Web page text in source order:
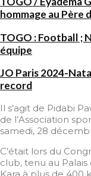
hommage au Père
TOGO : Football ;
équipe
JO Paris 2024-
record
Il s’agit de Pidabi
de l’Association
samedi, 28
C’était lors du
club, tenu au Palais